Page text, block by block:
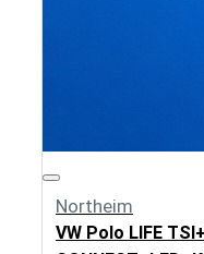
Northeim
VW Polo LIFE